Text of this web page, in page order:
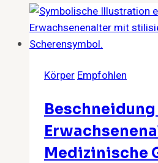
Körper Empfohlen
Medizinische